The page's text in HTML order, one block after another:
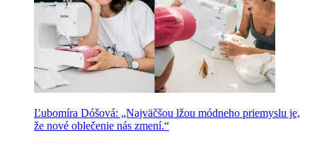
Ľubomíra Dóšová: „Najväčšou lžou módneho priemyslu je,
že nové oblečenie nás zmení.“